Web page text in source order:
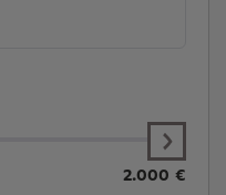
2.000 €